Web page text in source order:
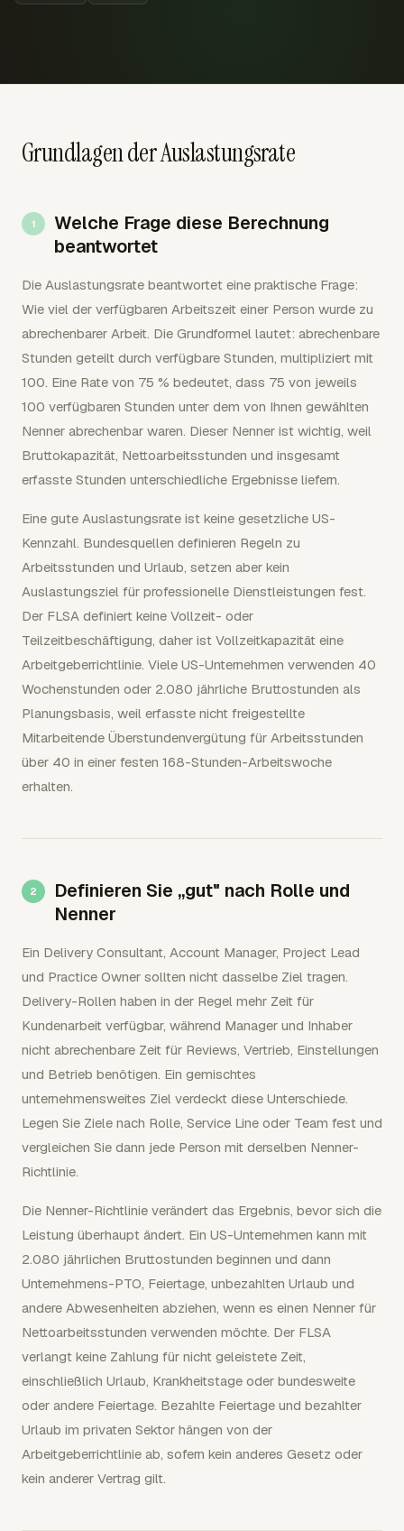
Grundlagen der Auslastungsrate
Welche Frage diese Berechnung
beantwortet
Die Auslastungsrate beantwortet eine praktische Frage:
Wie viel der verfügbaren Arbeitszeit einer Person wurde zu
abrechenbarer Arbeit. Die Grundformel lautet: abrechenbare
Stunden geteilt durch verfügbare Stunden, multipliziert mit
100. Eine Rate von 75 % bedeutet, dass 75 von jeweils
100 verfügbaren Stunden unter dem von Ihnen gewählten
Nenner abrechenbar waren. Dieser Nenner ist wichtig, weil
Bruttokapazität, Nettoarbeitsstunden und insgesamt
erfasste Stunden unterschiedliche Ergebnisse liefern.
Eine gute Auslastungsrate ist keine gesetzliche US-
Kennzahl. Bundesquellen definieren Regeln zu
Arbeitsstunden und Urlaub, setzen aber kein
Auslastungsziel für professionelle Dienstleistungen fest.
Der FLSA definiert keine Vollzeit- oder
Teilzeitbeschäftigung, daher ist Vollzeitkapazität eine
Arbeitgeberrichtlinie. Viele US-Unternehmen verwenden 40
Wochenstunden oder 2.080 jährliche Bruttostunden als
Planungsbasis, weil erfasste nicht freigestellte
Mitarbeitende Überstundenvergütung für Arbeitsstunden
über 40 in einer festen 168-Stunden-Arbeitswoche
erhalten.
Definieren Sie „gut" nach Rolle und
Nenner
Ein Delivery Consultant, Account Manager, Project Lead
und Practice Owner sollten nicht dasselbe Ziel tragen.
Delivery-Rollen haben in der Regel mehr Zeit für
Kundenarbeit verfügbar, während Manager und Inhaber
nicht abrechenbare Zeit für Reviews, Vertrieb, Einstellungen
und Betrieb benötigen. Ein gemischtes
unternehmensweites Ziel verdeckt diese Unterschiede.
Legen Sie Ziele nach Rolle, Service Line oder Team fest und
vergleichen Sie dann jede Person mit derselben Nenner-
Richtlinie.
Die Nenner-Richtlinie verändert das Ergebnis, bevor sich die
Leistung überhaupt ändert. Ein US-Unternehmen kann mit
2.080 jährlichen Bruttostunden beginnen und dann
Unternehmens-PTO, Feiertage, unbezahlten Urlaub und
andere Abwesenheiten abziehen, wenn es einen Nenner für
Nettoarbeitsstunden verwenden möchte. Der FLSA
verlangt keine Zahlung für nicht geleistete Zeit,
einschließlich Urlaub, Krankheitstage oder bundesweite
oder andere Feiertage. Bezahlte Feiertage und bezahlter
Urlaub im privaten Sektor hängen von der
Arbeitgeberrichtlinie ab, sofern kein anderes Gesetz oder
kein anderer Vertrag gilt.